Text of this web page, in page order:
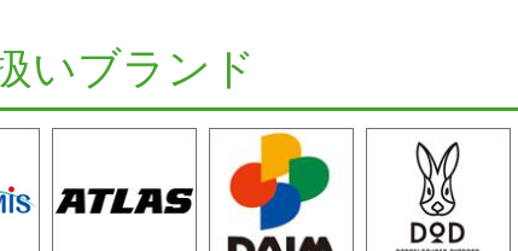
いブランド